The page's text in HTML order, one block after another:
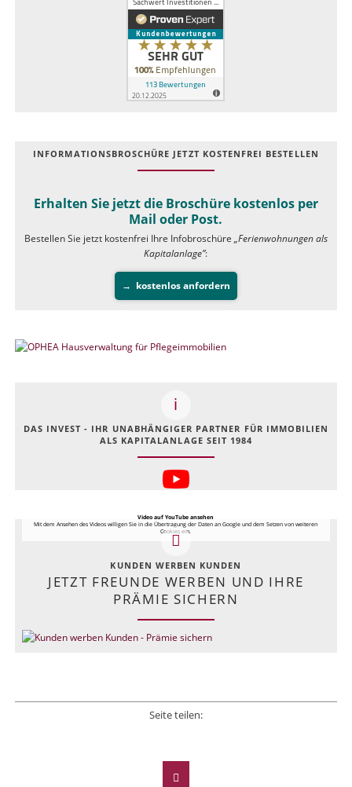
INFOR­MATIONS­BROSCHÜRE JETZT KOSTEN­FREI BESTELLEN
Erhalten Sie jetzt die Broschüre kostenlos per
Mail oder Post.
Bestellen Sie jetzt kostenfrei Ihre Infobroschüre „Ferienwohnungen als
Kapitalanlage”:
kostenlos anfordern
DAS INVEST - IHR UNABHÄNGIGER PARTNER FÜR IMMOBILIEN
ALS KAPITALANLAGE SEIT 1984
Video auf YouTube ansehen
Mit dem Ansehen des Videos willigen Sie in die Übertragung der Daten an Google und dem Setzen von weiteren
Cookies ein.
KUNDEN WERBEN KUNDEN
JETZT FREUNDE WERBEN UND IHRE
PRÄMIE SICHERN
Seite teilen: